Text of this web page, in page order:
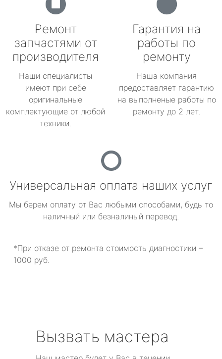
Ремонт
запчастями от
производителя
Наши специалисты
имеют при себе
оригинальные
комплектующие от любой
техники.
Гарантия на
работы по
ремонту
Наша компания
предоставляет гарантию
на выполненые работы по
ремонту до 2 лет.
Универсальная оплата наших услуг
Мы берем оплату от Вас любыми способами, будь то
наличный или безналиный перевод.
*При отказе от ремонта стоимость диагностики –
1000 руб.
Вызвать мастера